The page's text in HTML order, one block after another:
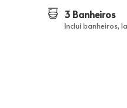
3 Banheiros
Inclui banheiros,